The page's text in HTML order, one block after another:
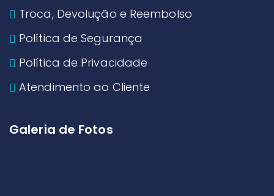
Troca, Devolução e Reembolso
Política de Segurança
Política de Privacidade
Atendimento ao Cliente
Galeria de Fotos